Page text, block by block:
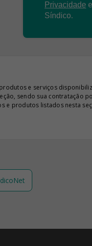
Privacidade
Síndico.
e serviços
sendo sua contratação
e produtos listados nesta